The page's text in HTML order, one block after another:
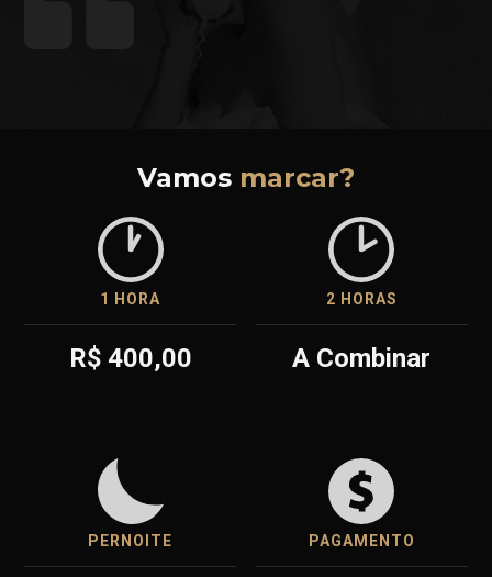
Vamos marcar?
1 HORA
R$ 400,00
2 HORAS
A Combinar
PERNOITE PAGAMENTO